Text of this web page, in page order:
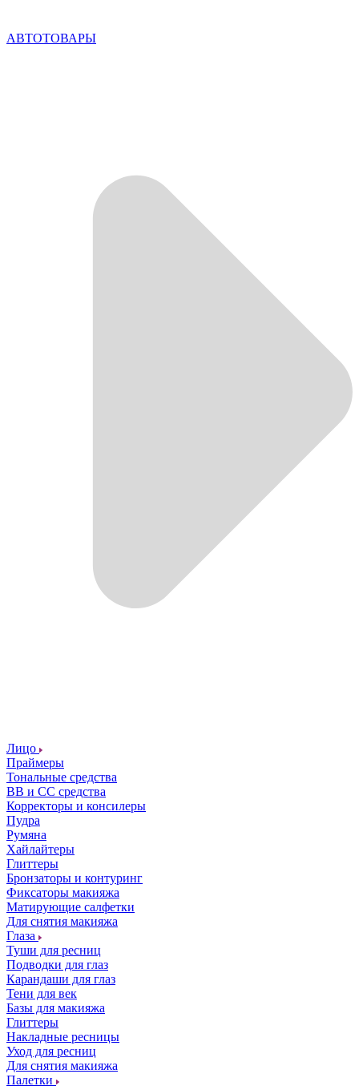
АВТОТОВАРЫ
Лицо
Праймеры
Тональные средства
ВВ и СС средства
Корректоры и консилеры
Пудра
Румяна
Хайлайтеры
Глиттеры
Бронзаторы и контуринг
Фиксаторы макияжа
Матирующие салфетки
Для снятия макияжа
Глаза
Туши для ресниц
Подводки для глаз
Карандаши для глаз
Тени для век
Базы для макияжа
Глиттеры
Накладные ресницы
Уход для ресниц
Для снятия макияжа
Палетки